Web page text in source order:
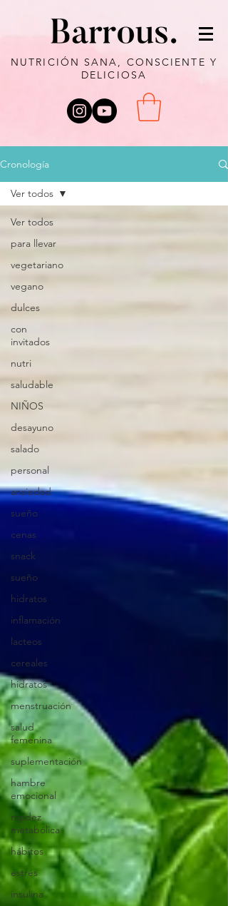
NUTRICIÓN SANA, CONSCIENTE Y
DELICIOSA
Cronología
Ver todos
para llevar
vegetariano
vegano
dulces
con
invitados
nutri
saludable
NIÑOS
desayuno
salado
personal
ansiedad
sueño
cenas
snack
sueño
hidratos
inflamación
lacteos
cereales
hidratos
menstruación
salud
femenina
suplementación
hambre
emocional
rigidez
metabólica
hábitos
estrés
insulina
Ver todos